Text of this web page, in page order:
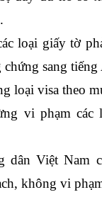
loại giấy tờ
chứng sang tiếng
loại visa theo
vi phạm các
dân Việt Nam
không vi